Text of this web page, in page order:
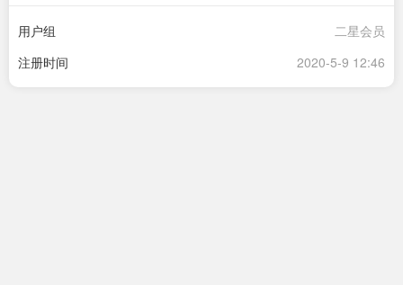
用户组
二星会员
注册时间
2020-5-9 12:46